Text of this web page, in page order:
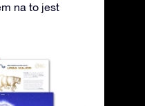
na to jest